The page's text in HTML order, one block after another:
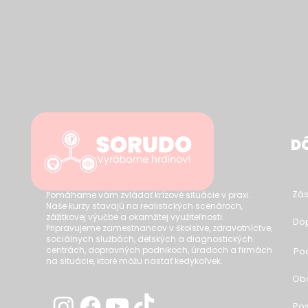
Pomáhame vám zvládať krízové situácie v praxi.
Naše kurzy stavajú na realistických scenároch,
zážitkovej výučbe a okamžitej využiteľnosti.
Pripravujeme zamestnancov v školstve, zdravotníctve,
sociálnych službách, detských a diagnostických
centrách, dopravných podnikoch, úradoch a firmách
na situácie, ktoré môžu nastať kedykoľvek.